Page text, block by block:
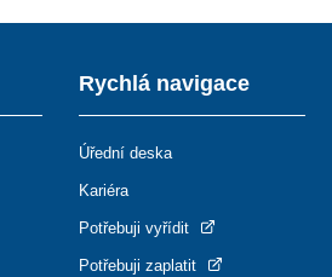
Rychlá navigace
Úřední deska
Kariéra
Potřebuji vyřídit
Potřebuji zaplatit